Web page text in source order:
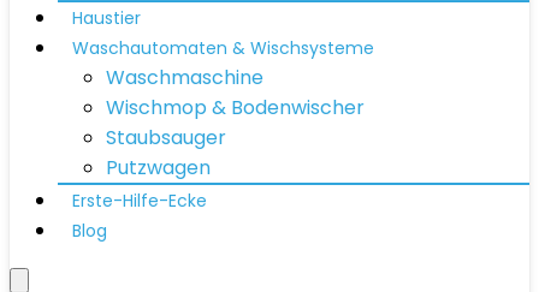
Haustier
Waschautomaten & Wischsysteme
Waschmaschine
Wischmop & Bodenwischer
Staubsauger
Putzwagen
Erste-Hilfe-Ecke
Blog